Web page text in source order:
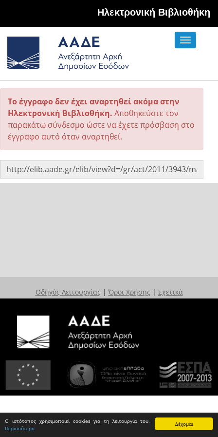
Δέχομαι
Ο ιστότοπος χρησιμοποιεί cookies για τη λειτουργία του.
Περισσότερα
Hλεκτρονική Βιβλιοθήκη
Toggle
Το έγγραφο δεν έχει αναρτηθεί ακόμα στην
Ηλεκτρονική Βιβλιοθήκη. Αποθηκεύστε τον
παρακάτω σύνδεσμο ώστε να έχετε πρόσβαση στο
έγγραφο αυτό όταν αναρτηθεί.
Οδηγός Λειτουργίας | Όροι Χρήσης | Σχετικά